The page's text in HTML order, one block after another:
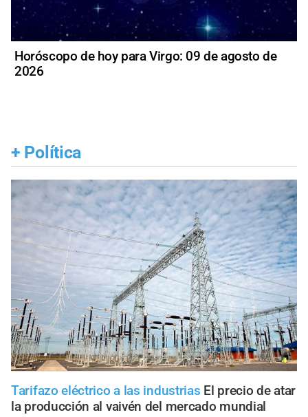
Horóscopo de hoy para Virgo: 09 de agosto de
2026
+ Política
Tarifazo eléctrico a las industrias El precio de atar
la producción al vaivén del mercado mundial